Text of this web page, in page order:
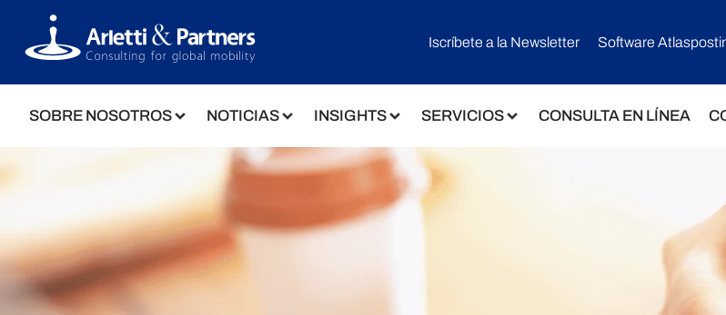
Iscríbete a la Newsletter Software
SOBRE NOSOTROS NOTICIAS INSIGHTS SERVICIOS CONSULTA EN LÍNEA